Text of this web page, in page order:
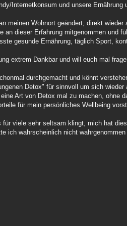
Internetkonsum und unsere Ernährung
meinen Wohnort geändert, direkt
an dieser Erfahrung mitgenommen und
gesunde Ernährung, täglich Sport,
extrem Dankbar und will euch mal
durchgemacht und könnt
Detox" für sinnvoll um sich
Art von Detox mal zu machen, ohne
für mein persönliches Wellbeing
für viele sehr seltsam klingt, mich hat
ich wahrscheinlich nicht